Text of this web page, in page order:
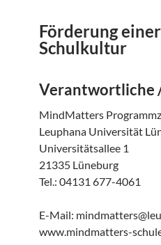
Förderung
Schulkultur
Verantwortliche
MindMatters
Leuphana Universität
Universitätsallee 1
21335 Lüneburg
Tel.: 04131 677-4061
E-Mail:
www.mindmatters-